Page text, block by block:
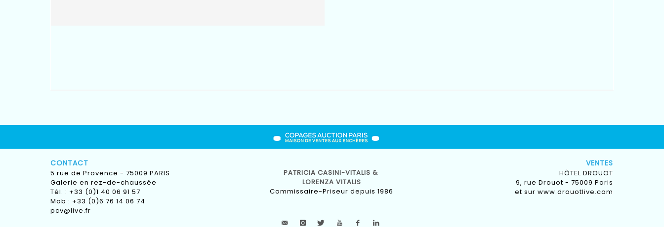
CONTACT
5 rue de Provence - 75009 PARIS
Galerie en rez-de-chaussée
Tél. : +33 (0)1 40 06 91 57
Mob : +33 (0)6 76 14 06 74
pcv@live.fr
PATRICIA CASINI-VITALIS &
LORENZA VITALIS
Commissaire-Priseur depuis 1986
VENTES
HÔTEL DROUOT
9, rue Drouot - 75009 Paris
et sur www.drouotlive.com